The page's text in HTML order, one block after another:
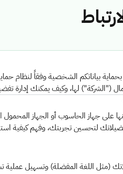
بياناتكم الشخصية وفقاً لنظام
لتحسين تجربتك، وفهم كيفية
(مثل اللغة المفضلة) وتسهيل